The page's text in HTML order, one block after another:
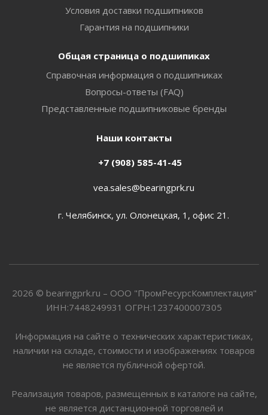
Условия доставки подшипников
Гарантия на подшипники
Общая страница о подшипиках
Справочная информация о подшипниках
Вопросы-ответы (FAQ)
Представленные подшипниковые бренды
Наши контакты
+7 (908) 585-41-45
vea.sales@bearingprk.ru
г. Челябинск, ул. Олонецкая, 1, офис 21.
2026 © bearingprk.ru – ООО "ПромРесурсКомплектация"
ИНН:7448249931 ОГРН:1237400007305
Информация на сайте о технических характеристиках,
наличии на складе, стоимости и изображениях товаров
не является публичной офертой.
Реализация товаров, размещенных в каталоге на сайте,
не является дистанционной торговлей и